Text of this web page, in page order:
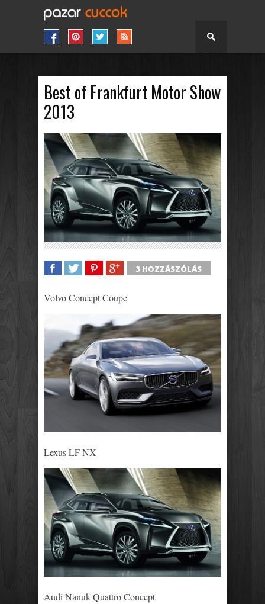
Best of Frankfurt Motor Show
2013
3 HOZZÁSZÓLÁS
Volvo Concept Coupe
Lexus LF NX
Audi Nanuk Quattro Concept